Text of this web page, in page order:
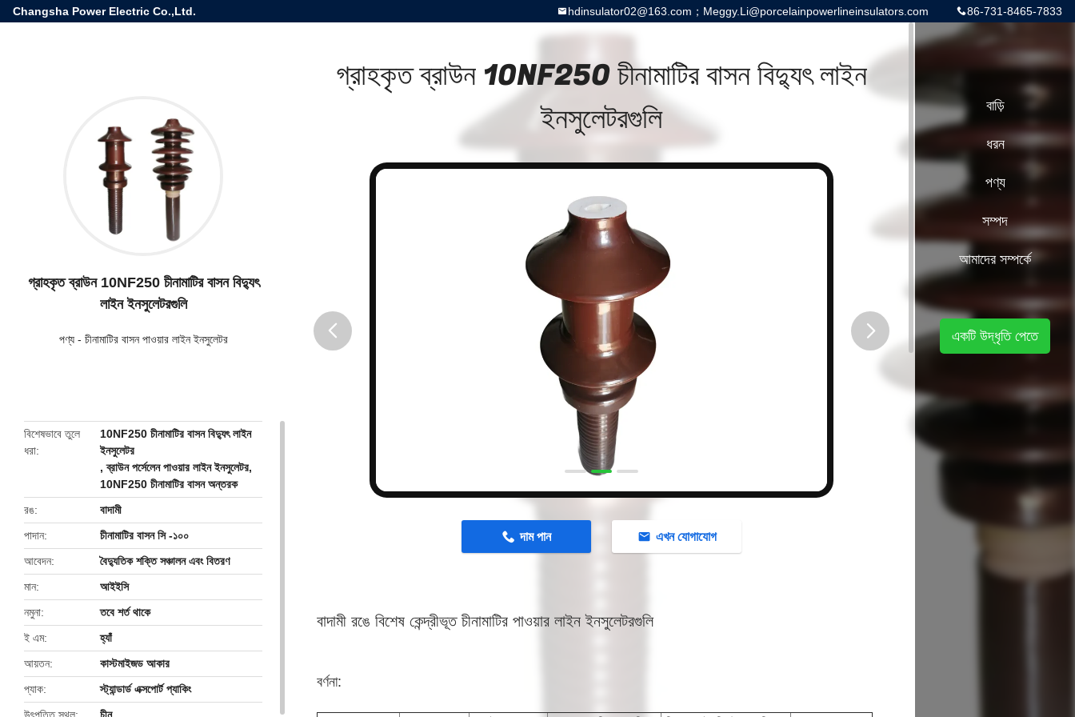
Changsha Power Electric Co.,Ltd. 86-731-8465-7833
hdinsulator02@163.com；Meggy.Li@porcelainpowerlineinsulators.com
গ্রাহকৃত ব্রাউন 10NF250 চীনামাটির বাসন বিদ্যুৎ
লাইন ইনসুলেটরগুলি
পণ্য- চীনামাটির বাসন পাওয়ার লাইন ইনসুলেটর
বিশেষভাবে তুলে
ধরা
10NF250 চীনামাটির বাসন বিদ্যুৎ লাইন
ইনসুলেটর
,ব্রাউন পর্সেলেন পাওয়ার লাইন ইনসুলেটর,
10NF250 চীনামাটির বাসন অন্তরক
রঙ
বাদামী
পাদান
চীনামাটির বাসন সি -১০০
আবেদন
বৈদ্যুতিক শক্তি সঞ্চালন এবং বিতরণ
মান
আইইসি
নমুনা
তবে শর্ত থাকে
ই এম
হ্যাঁ
আয়তন
কাস্টমাইজড আকার
প্যাক
স্ট্যান্ডার্ড এক্সপোর্ট প্যাকিং
গ্রাহকৃত ব্রাউন 10NF250 চীনামাটির বাসন বিদ্যুৎ লাইন
ইনসুলেটরগুলি
দাম পান এখন যোগাযোগ
বাদামী রঙে বিশেষ কেন্দ্রীভূত চীনামাটির পাওয়ার লাইন ইনসুলেটরগুলি
বর্ণনা:
বাড়ি
ধরন
পণ্য
সম্পদ
আমাদের সম্পর্কে
একটি উদ্ধৃতি পেতে